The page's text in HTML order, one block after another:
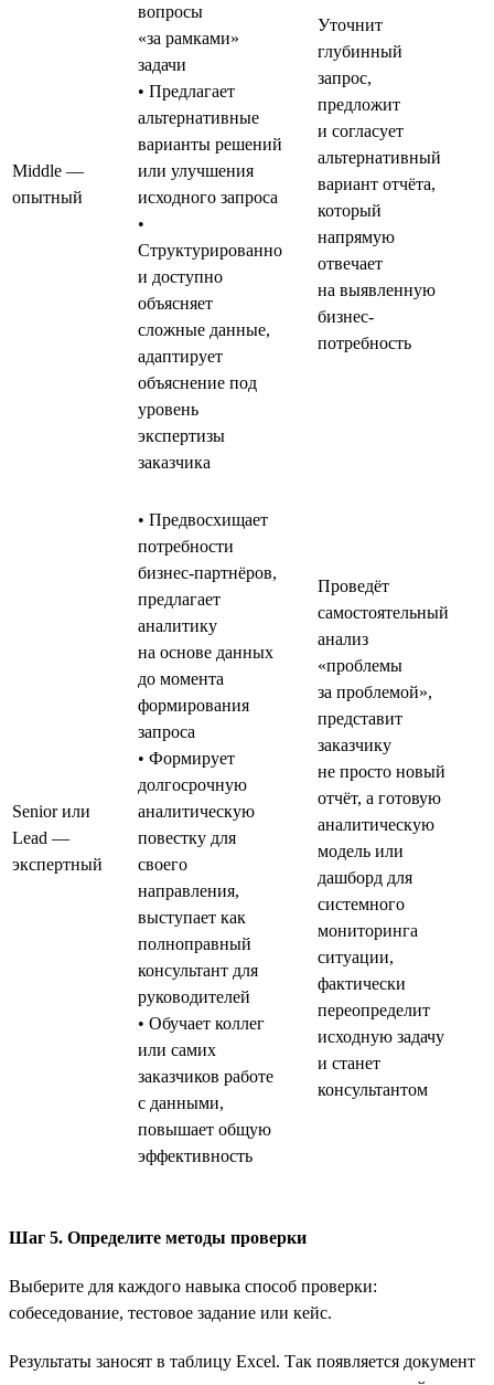
Middle —
опытный
вопросы
«за рамками»
задачи
• Предлагает
альтернативные
варианты решений
или улучшения
исходного запроса
•
Структурированно
и доступно
объясняет
сложные данные,
адаптирует
объяснение под
уровень
экспертизы
заказчика
Уточнит
глубинный
запрос,
предложит
и согласует
альтернативный
вариант отчёта,
который
напрямую
отвечает
на выявленную
бизнес-
потребность
Senior или
Lead —
экспертный
• Предвосхищает
потребности
бизнес-партнёров,
предлагает
аналитику
на основе данных
до момента
формирования
запроса
• Формирует
долгосрочную
аналитическую
повестку для
своего
направления,
выступает как
полноправный
консультант для
руководителей
• Обучает коллег
или самих
заказчиков работе
с данными,
повышает общую
эффективность
Проведёт
самостоятельный
анализ
«проблемы
за проблемой»,
представит
заказчику
не просто новый
отчёт, а готовую
аналитическую
модель или
дашборд для
системного
мониторинга
ситуации,
фактически
переопределит
исходную задачу
и станет
консультантом
Шаг 5. Определите методы проверки
Выберите для каждого навыка способ проверки:
собеседование, тестовое задание или кейс.
Результаты заносят в таблицу Excel. Так появляется документ